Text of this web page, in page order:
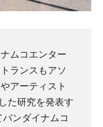
ムコエンター
ランスもアソ
アーティスト
た研究を発表す
ンダイナムコ